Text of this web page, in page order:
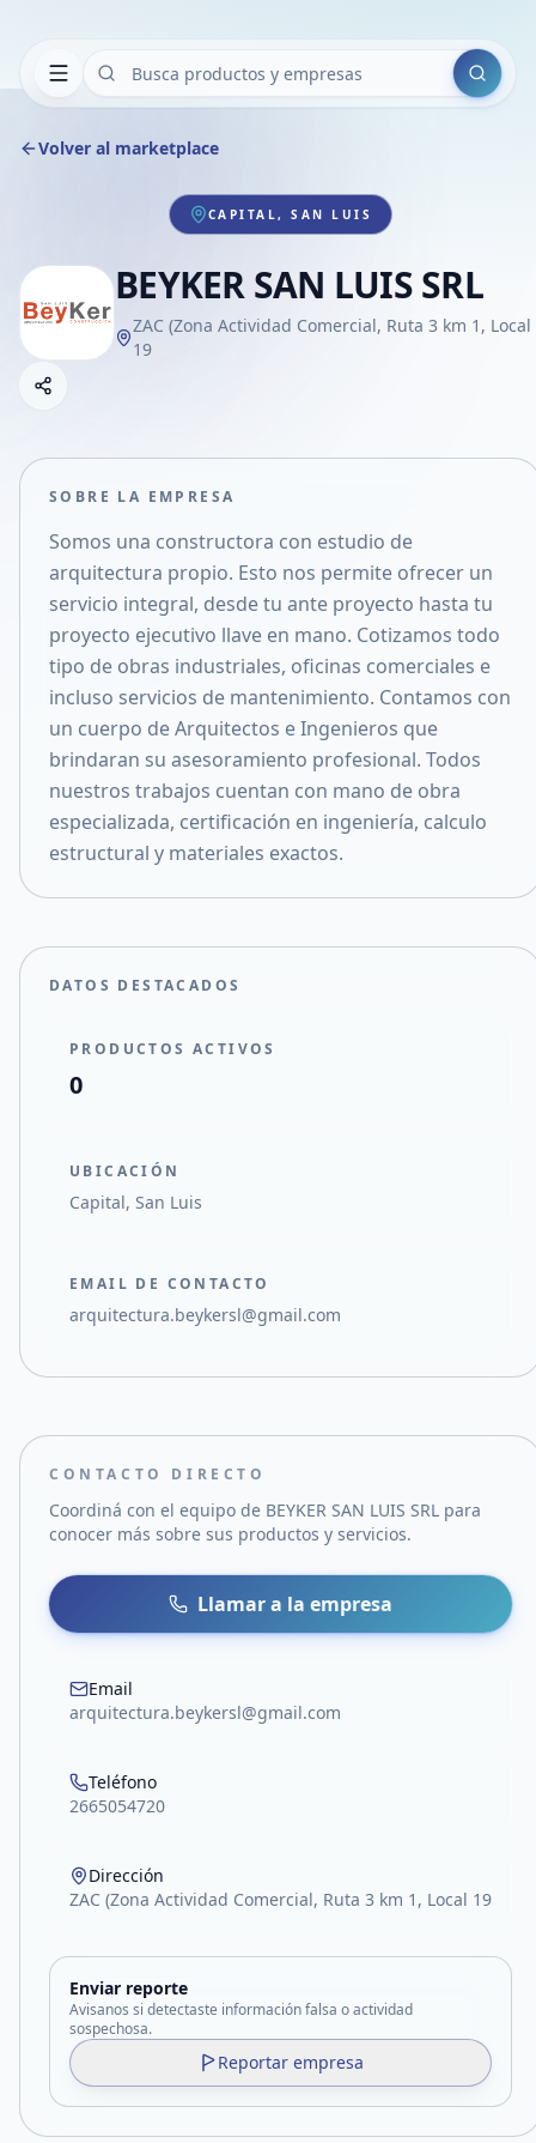
Buscar
Volver al marketplace
CAPITAL, SAN LUIS
BEYKER SAN LUIS SRL
ZAC (Zona Actividad Comercial, Ruta 3 km 1, Local
19
Compartir empresa
Compartir en X
SOBRE LA EMPRESA
Somos una constructora con estudio de
arquitectura propio. Esto nos permite ofrecer un
servicio integral, desde tu ante proyecto hasta tu
proyecto ejecutivo llave en mano. Cotizamos todo
tipo de obras industriales, oficinas comerciales e
incluso servicios de mantenimiento. Contamos con
un cuerpo de Arquitectos e Ingenieros que
brindaran su asesoramiento profesional. Todos
nuestros trabajos cuentan con mano de obra
especializada, certificación en ingeniería, calculo
estructural y materiales exactos.
DATOS DESTACADOS
PRODUCTOS ACTIVOS
0
UBICACIÓN
Capital, San Luis
EMAIL DE CONTACTO
arquitectura.beykersl@gmail.com
CONTACTO DIRECTO
Coordiná con el equipo de BEYKER SAN LUIS SRL para
conocer más sobre sus productos y servicios.
Llamar a la empresa
Email
arquitectura.beykersl@gmail.com
Teléfono
2665054720
Dirección
ZAC (Zona Actividad Comercial, Ruta 3 km 1, Local 19
Enviar reporte
Avisanos si detectaste información falsa o actividad
sospechosa.
Reportar empresa